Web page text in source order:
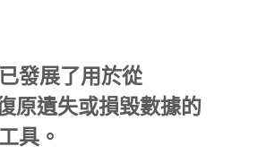
發展了用於從
原遺失或損毀數據的
具。